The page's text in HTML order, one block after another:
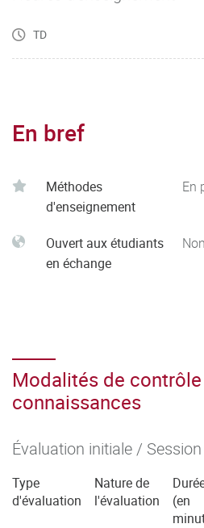
TD
En bref
Méthodes
d'enseignement
En
Ouvert aux étudiants
en échange
Non
Modalités de
connaissances
Évaluation initiale /
Type
d'évaluation
Nature de
l'évaluation
(en